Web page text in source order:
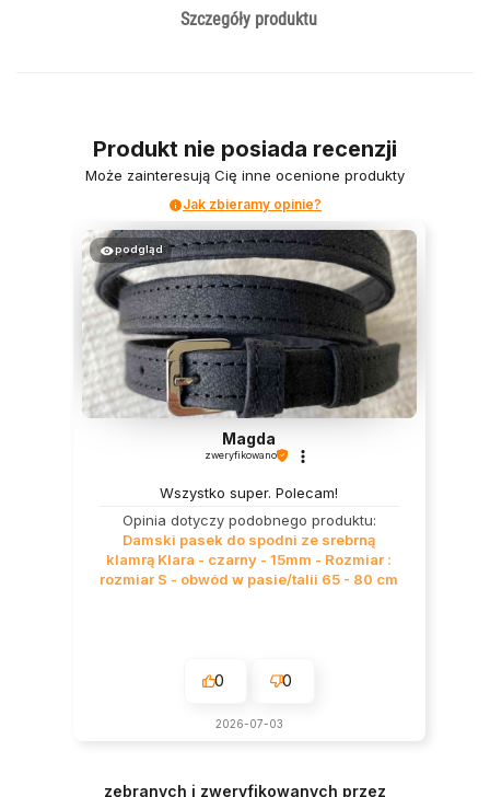
Szczegóły produktu
Produkt nie posiada recenzji
Może zainteresują Cię inne ocenione produkty
Jak zbieramy opinie?
podgląd
Magda
zweryfikowano
Wszystko super. Polecam!
Opinia dotyczy podobnego produktu:
Damski pasek do spodni ze srebrną
klamrą Klara - czarny - 15mm - Rozmiar :
rozmiar S - obwód w pasie/talii 65 - 80 cm
0 0
2026-07-03
zebranych i zweryfikowanych przez